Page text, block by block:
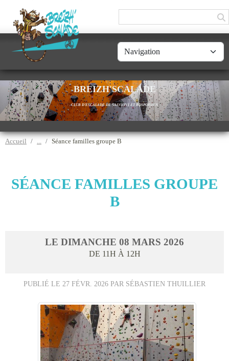
BREIZH'SCALADE
CLUB D'ESCALADE DE SAINT-YVI ET ROSPORDEN
Accueil Séance familles groupe B
SÉANCE FAMILLES GROUPE
B
LE DIMANCHE 08 MARS 2026
DE 11H À 12H
PUBLIÉ LE 27 FÉVR. 2026 PAR SÉBASTIEN THUILLIER